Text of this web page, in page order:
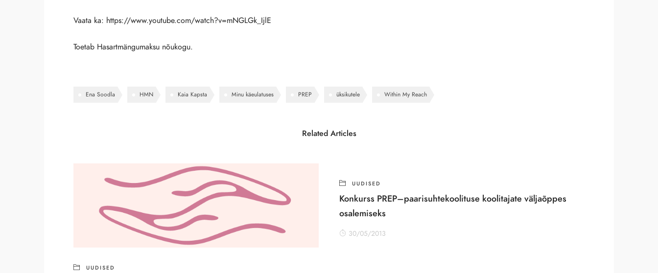
Vaata ka: https://www.youtube.com/watch?v=mNGLGk_IjlE
Toetab Hasartmängumaksu nõukogu.
Ena Soodla HMN Kaia Kapsta Minu käeulatuses PREP üksikutele Within My Reach
Related Articles
UUDISED
UUDISED
Konkurss PREP–paarisuhtekoolituse koolitajate väljaõppes
osalemiseks
30/05/2013